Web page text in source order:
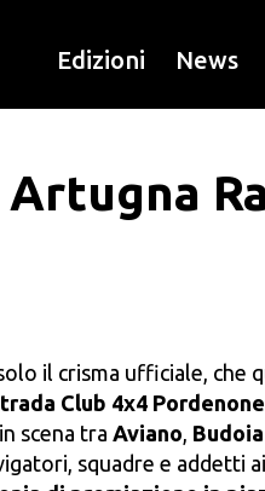
Edizioni News
Artugna
il crisma ufficiale, che
Club 4x4 Pordenone
scena tra Aviano Budoia
squadre e addetti